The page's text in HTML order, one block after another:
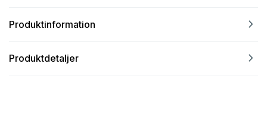
Produktinformation navigate_next
Produktdetaljer navigate_next